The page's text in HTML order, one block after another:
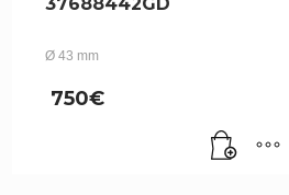
Ø 43 mm
750€